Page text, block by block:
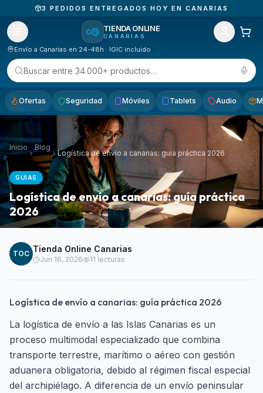
3 PEDIDOS ENTREGADOS HOY EN CANARIAS
TIENDA ONLINE
CANARIAS
Envío a Canarias en 24-48h · IGIC incluido
Buscar entre 34.000+ productos…
Ofertas Seguridad Móviles Tablets Audio
Inicio Blog
Logística de envío a canarias: guía práctica 2026
GUIAS
Logística de envío a canarias: guía práctica
2026
TOC Tienda Online Canarias
Jun 16, 2026 11 lecturas
Logística de envío a canarias: guía práctica 2026
La logística de envío a las Islas Canarias es un
proceso multimodal especializado que combina
transporte terrestre, marítimo o aéreo con gestión
aduanera obligatoria, debido al régimen fiscal especial
del archipiélago. A diferencia de un envío peninsular